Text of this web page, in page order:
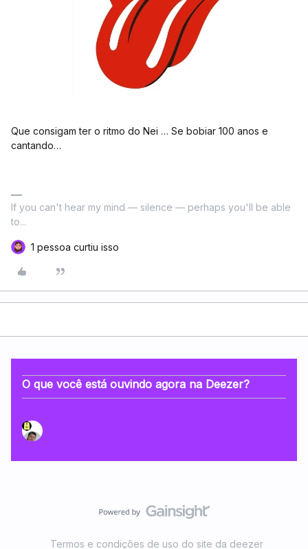
Que consigam ter o ritmo do Nei … Se bobiar 100 anos e
cantando…
If you can't hear my mind — silence — perhaps you'll be able
to...
1 pessoa curtiu isso
O que você está ouvindo agora na Deezer?
Termos e condições de uso do site da deezer